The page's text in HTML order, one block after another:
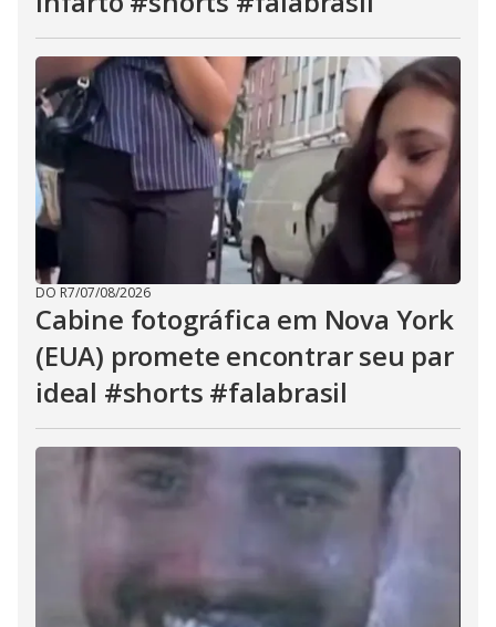
DO R7/07/08/2026
Cabine fotográfica em Nova York
(EUA) promete encontrar seu par
ideal #shorts #falabrasil